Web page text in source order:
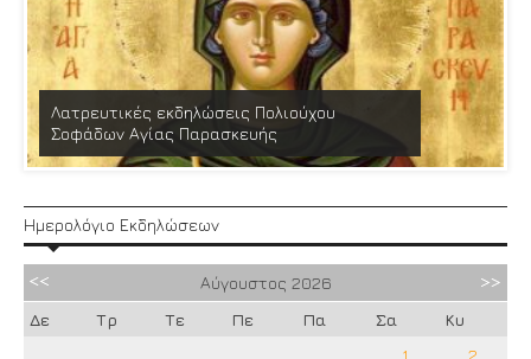
Λατρευτικές εκδηλώσεις Πολιούχου
Σοφάδων Αγίας Παρασκευής
Ημερολόγιο Εκδηλώσεων
Αύγουστος 2026
Δε
Τρ Τε Πε Πα Σα
Κυ